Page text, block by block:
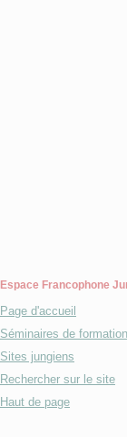
Espace Francophone
Page d'accueil
Séminaires de formation
Sites jungiens
Rechercher sur le site
Haut de page